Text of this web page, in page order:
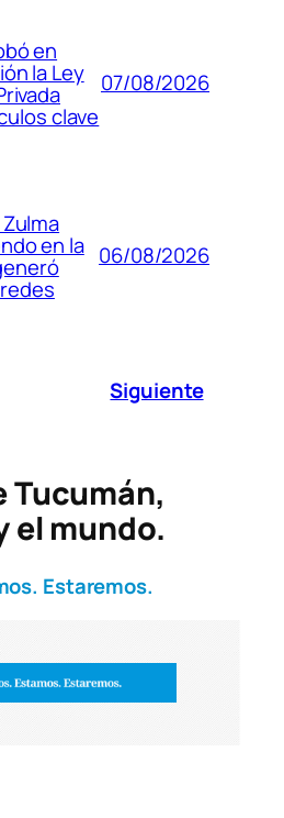
en
la Ley
clave
07/08/2026
en la 06/08/2026
Siguiente
Tucumán,
el mundo.
Estaremos.